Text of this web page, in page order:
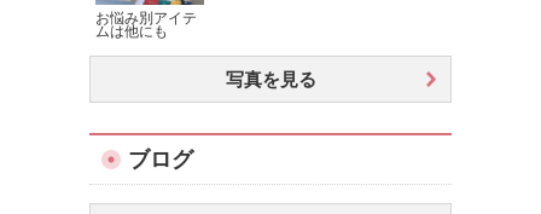
お悩み別アイテ
ムは他にも
写真を見る
ブログ